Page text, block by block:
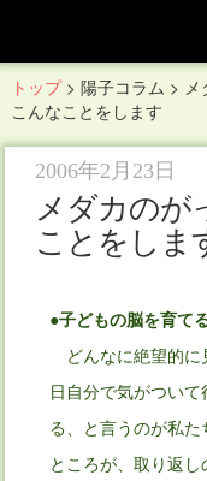
トップ> 陽子コラム > メ
こんなことをします
2006年2月23日
メダカのが
ことをしま
●子どもの脳を育て
どんなに絶望的に
日自分で気がつい
る、と言うのが私た
ところが、取り返